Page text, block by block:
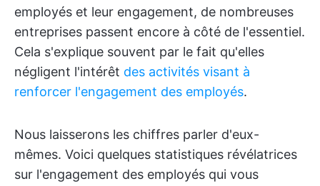
employés et leur engagement, de nombreuses
entreprises passent encore à côté de l'essentiel.
Cela s'explique souvent par le fait qu'elles
négligent l'intérêt des activités visant à
renforcer l'engagement des employés.
Nous laisserons les chiffres parler d'eux-
mêmes. Voici quelques statistiques révélatrices
sur l'engagement des employés qui vous